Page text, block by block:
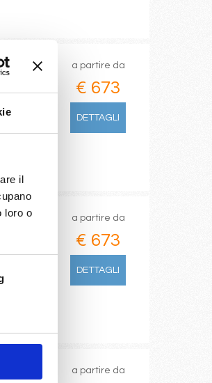
il
loro o
a partire da
€ 673
DETTAGLI
a partire da
€ 673
DETTAGLI
a partire da